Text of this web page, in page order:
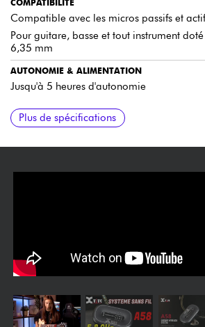
COMPATIBILITÉ
Compatible avec les micros passifs et
Pour guitare, basse et tout instrument
6,35 mm
AUTONOMIE & ALIMENTATION
Jusqu'à 5 heures d'autonomie
ACCESSOIRES INCLUS
Livré avec un étui de transport
FINITION
Sunburst
Plus de spécifications